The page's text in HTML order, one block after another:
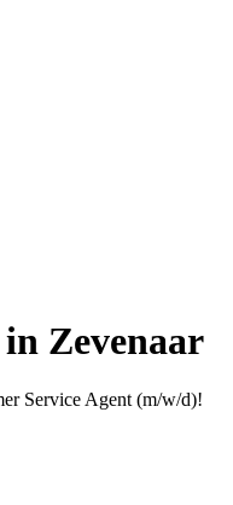
Zevenaar
Service Agent (m/w/d)!